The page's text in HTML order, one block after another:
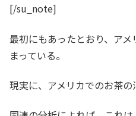
[/su_note]
最初にもあったとおり、ア
まっている。
現実に、アメリカでのお茶の